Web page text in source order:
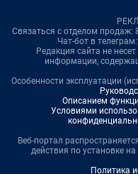
Связаться с отделом продаж:
Чат-бот в телеграм:
Редакция сайта не
информации,
Особенности эксплуатации
Описанием
Условиями
Веб-портал
действия по установке
Политика